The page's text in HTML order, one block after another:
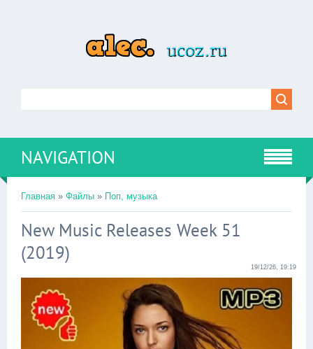
NAVIGATION
Главная » Файлы » Поп, музыка
New Music Releases Week 51
(2019)
19/12/26, 19:19